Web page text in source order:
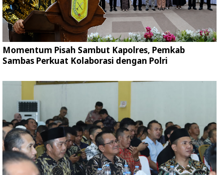
Momentum Pisah Sambut Kapolres, Pemkab
Sambas Perkuat Kolaborasi dengan Polri